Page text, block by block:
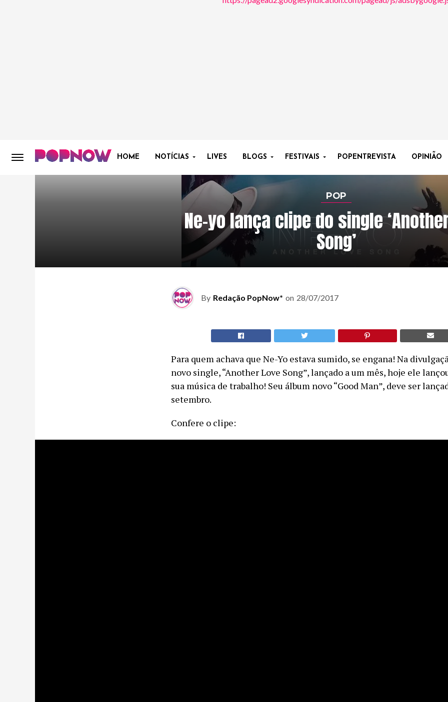
HOME NOTÍCIAS LIVES BLOGS FESTIVAIS POPENTREVISTA OPINIÃO
POP
Ne-yo lança clipe do single
Song’
By Redação PopNow* on 28/07/2017
Para quem achava que Ne-Yo estava sumido, se engana! Na
novo single, “Another Love Song”, lançado a um mês, hoje ele
sua música de trabalho! Seu álbum novo “Good Man”, deve ser
setembro.
Confere o clipe: